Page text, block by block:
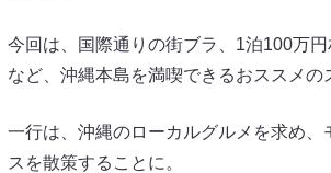
今回は、国際通りの街ブラ、1泊100万
など、沖縄本島を満喫できるおススメの
一行は、沖縄のローカルグルメを求め
スを散策することに。